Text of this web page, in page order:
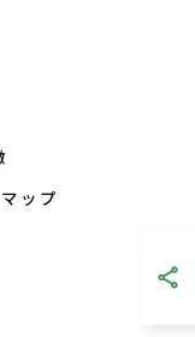
ップ